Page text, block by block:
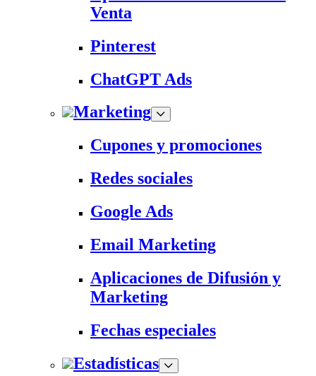
Venta
Pinterest
ChatGPT Ads
Marketing
Cupones y promociones
Redes sociales
Google Ads
Email Marketing
Aplicaciones de Difusión y
Marketing
Fechas especiales
Estadísticas